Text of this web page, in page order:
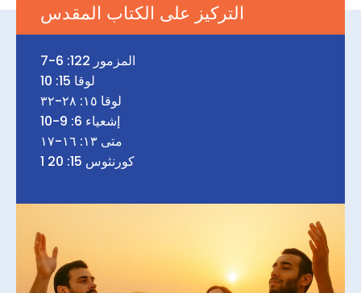
التركيز على الكتاب المقدس
المزمور 122: 6-7
لوقا 15: 10
لوقا ١٥: ٢٨-٣٢
إشعياء 6: 9-10
متى ١٣: ١٦-١٧
1 كورنثوس 15: 20